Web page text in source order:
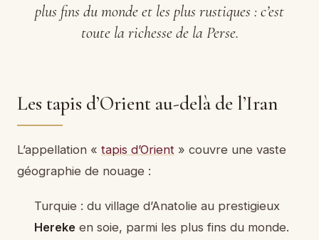
plus fins du monde et les plus rustiques : c’est
toute la richesse de la Perse.
Les tapis d’Orient au-delà de l’Iran
L’appellation « tapis d’Orient » couvre une vaste
géographie de nouage :
Turquie : du village d’Anatolie au prestigieux
Herekeen soie, parmi les plus fins du monde.